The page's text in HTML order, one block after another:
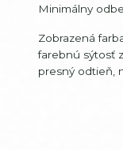
Minimálny
Zobrazená
farebnú sýtosť
presný odtieň,